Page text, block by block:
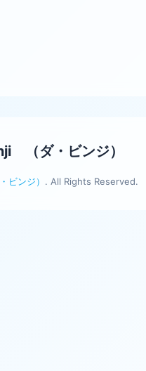
（ダ・ビンジ）
ンジ） . All Rights Reserved.